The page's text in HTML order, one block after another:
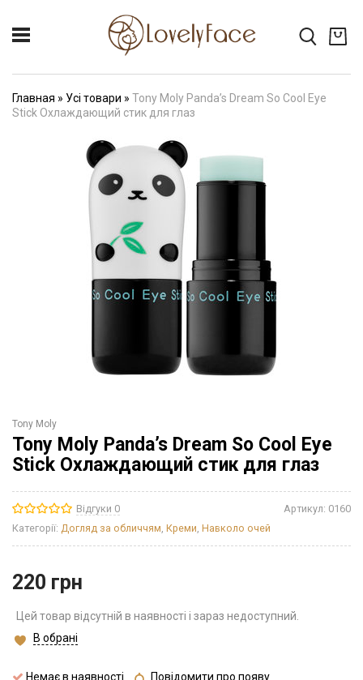
Главная » Усі товари » Tony Moly Panda’s Dream So Cool Eye
Stick Охлаждающий стик для глаз
Tony Moly
Tony Moly Panda’s Dream So Cool Eye
Stick Охлаждающий стик для глаз
Відгуки 0 Артикул: 0160
Категорії: Догляд за обличчям, Креми, Навколо очей
220 грн
Цей товар відсутній в наявності і зараз недоступний.
В обрані
Немає в наявності Повідомити про появу